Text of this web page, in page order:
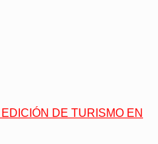
DE TURISMO EN